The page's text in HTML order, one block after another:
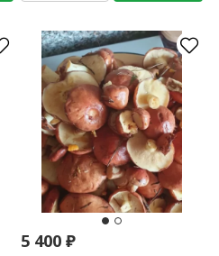
5 400₽